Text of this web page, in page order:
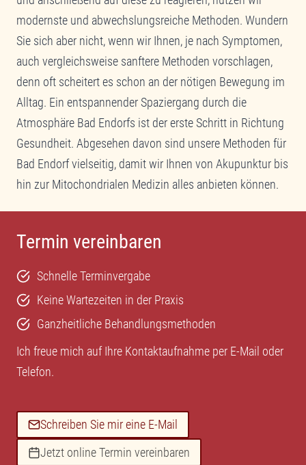
modernste und abwechslungsreiche Methoden. Wundern
Sie sich aber nicht, wenn wir Ihnen, je nach Symptomen,
auch vergleichsweise sanftere Methoden vorschlagen,
denn oft scheitert es schon an der nötigen Bewegung im
Alltag. Ein entspannender Spaziergang durch die
Atmosphäre Bad Endorfs ist der erste Schritt in Richtung
Gesundheit. Abgesehen davon sind unsere Methoden für
Bad Endorf vielseitig, damit wir Ihnen von Akupunktur bis
hin zur Mitochondrialen Medizin alles anbieten können.
Termin vereinbaren
Schnelle Terminvergabe
Keine Wartezeiten in der Praxis
Ganzheitliche Behandlungsmethoden
Ich freue mich auf Ihre Kontaktaufnahme per E-Mail oder
Telefon.
Schreiben Sie mir eine E-Mail
Jetzt online Termin vereinbaren